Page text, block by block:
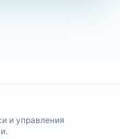
и управления